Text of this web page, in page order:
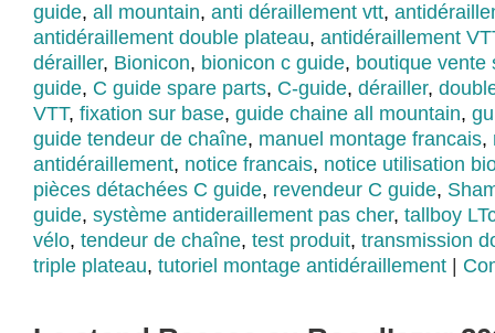
guide, all mountain, anti déraillement vtt,
antidéraillement double plateau, antidéraillement
dérailler, Bionicon, bionicon c guide, boutique vente
guide, C guide spare parts, C-guide, dérailler,
VTT, fixation sur base, guide chaine all mountain,
guide tendeur de chaîne, manuel montage francais,
antidéraillement, notice francais, notice utilisation
pièces détachées C guide, revendeur C guide,
guide, système antideraillement pas cher, tallboy
vélo, tendeur de chaîne, test produit, transmission
triple plateau, tutoriel montage antidéraillement